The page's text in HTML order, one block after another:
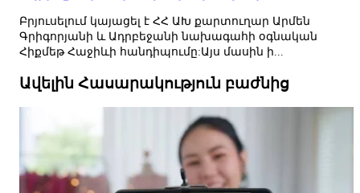
Բրյուսելում կայացել է ՀՀ ԱԽ քարտուղար Արմեն
Գրիգորյանի և Ադրբեջանի նախագահի օգնական
Հիքմեթ Հաջիևի հանդիպումը:Այս մասին ի...
Ավելին Հասարակություն բաժնից